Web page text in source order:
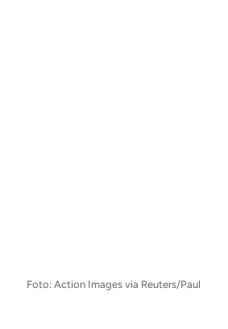
Foto: Action Images via Reuters/Paul